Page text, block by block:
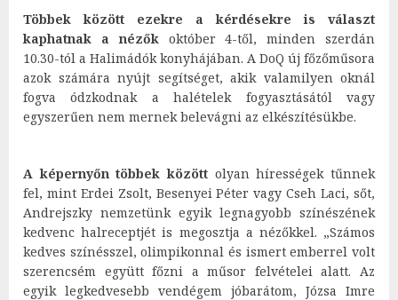
Többek között ezekre a kérdésekre is választ
kaphatnak a nézők október 4-től, minden szerdán
10.30-tól a Halimádók konyhájában. A DoQ új főzőműsora
azok számára nyújt segítséget, akik valamilyen oknál
fogva ódzkodnak a halételek fogyasztásától vagy
egyszerűen nem mernek belevágni az elkészítésükbe.
A képernyőn többek között olyan hírességek tűnnek
fel, mint Erdei Zsolt, Besenyei Péter vagy Cseh Laci, sőt,
Andrejszky nemzetünk egyik legnagyobb színészének
kedvenc halreceptjét is megosztja a nézőkkel. „Számos
kedves színésszel, olimpikonnal és ismert emberrel volt
szerencsém együtt főzni a műsor felvételei alatt. Az
egyik legkedvesebb vendégem jóbarátom, Józsa Imre